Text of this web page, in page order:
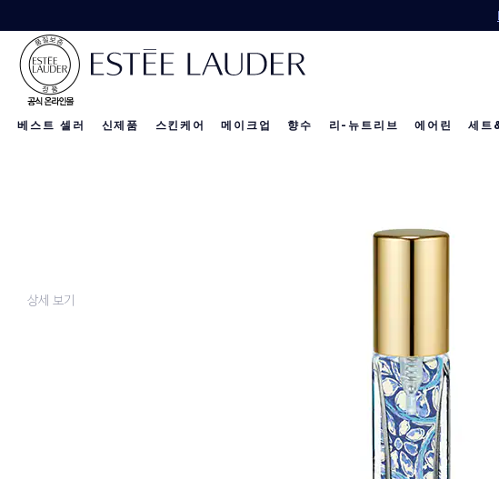
베스트 셀러 신제품 스킨케어 메이크업 향수 리-뉴트리브 에어린 세트
상세 보기